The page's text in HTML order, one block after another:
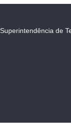
Superintendência de